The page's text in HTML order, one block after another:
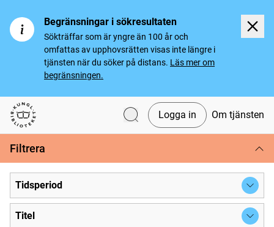
Begränsningar i sökresultaten
Sökträffar som är yngre än 100 år och
omfattas av upphovsrätten visas inte längre i
tjänsten när du söker på distans. Läs mer om
begränsningen.
Svenska tidningar
Logga in Om tjänsten
Filtrera
Tidsperiod
Titel